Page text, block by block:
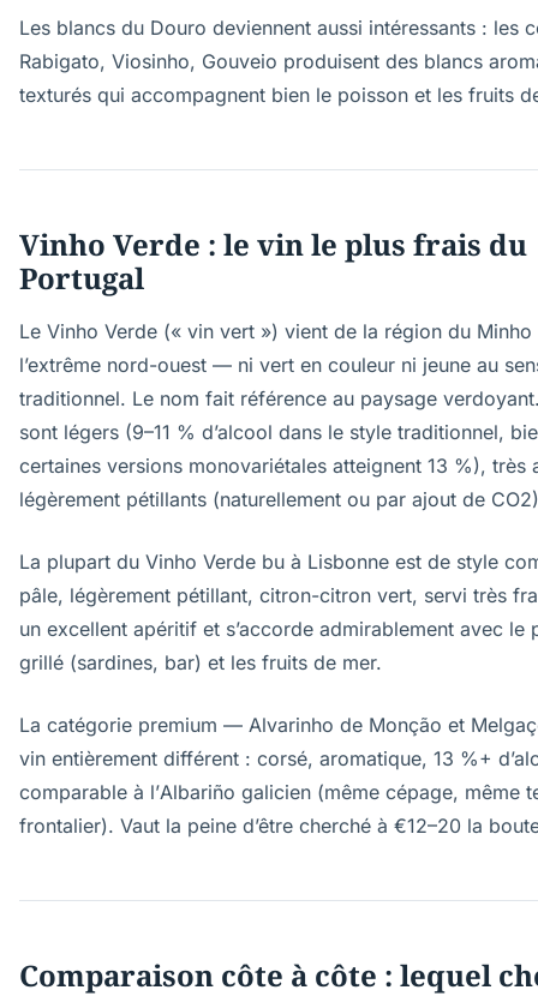
Les blancs du Douro deviennent aussi intéressants : les
Rabigato, Viosinho, Gouveio produisent des blancs
texturés qui accompagnent bien le poisson et les fruits
Vinho Verde : le vin le plus frais du
Portugal
Le Vinho Verde (« vin vert ») vient de la région du Minho
l’extrême nord-ouest — ni vert en couleur ni jeune au
traditionnel. Le nom fait référence au paysage
sont légers (9–11 % d’alcool dans le style traditionnel,
certaines versions monovariétales atteignent 13 %), très
légèrement pétillants (naturellement ou par ajout de
La plupart du Vinho Verde bu à Lisbonne est de style
pâle, légèrement pétillant, citron-citron vert, servi très
un excellent apéritif et s’accorde admirablement avec le
grillé (sardines, bar) et les fruits de mer.
La catégorie premium — Alvarinho de Monção et
vin entièrement différent : corsé, aromatique, 13 %+
comparable à l’Albariño galicien (même cépage, même
frontalier). Vaut la peine d’être cherché à €12–20 la
Comparaison côte à côte : lequel